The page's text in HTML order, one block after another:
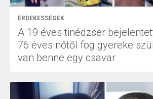
ÉRDEKESSÉGEK
A 19 éves tinédzser
76 éves nőtől fog gyereke
van benne egy csavar